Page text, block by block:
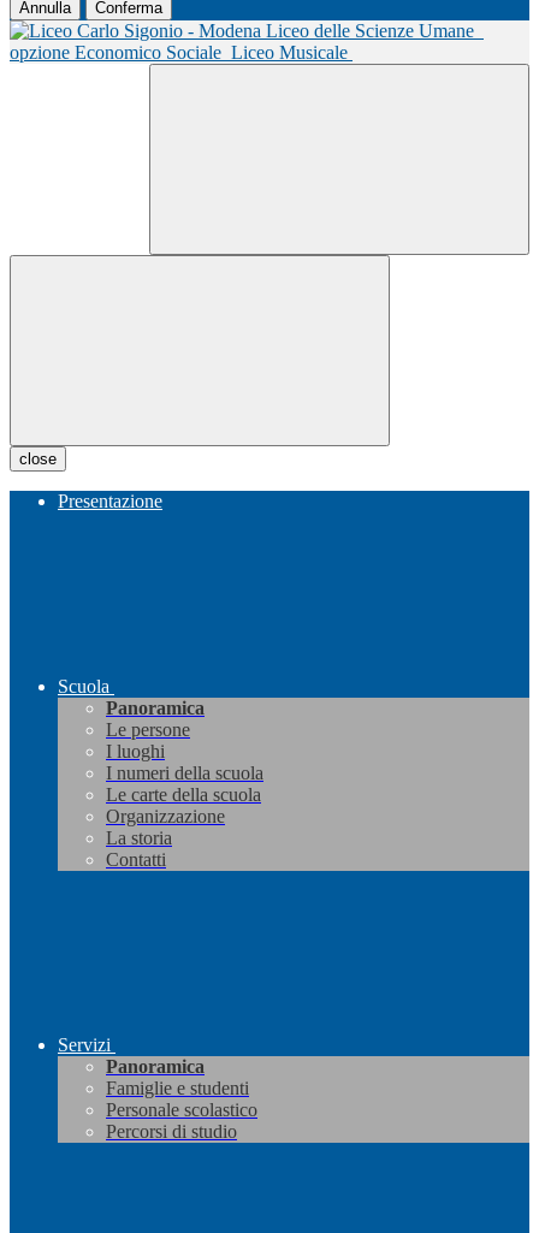
Annulla Conferma
Liceo delle Scienze Umane
opzione Economico Sociale Liceo Musicale
close
Presentazione
Scuola
Panoramica
Le persone
I luoghi
I numeri della scuola
Le carte della scuola
Organizzazione
La storia
Contatti
Servizi
Panoramica
Famiglie e studenti
Personale scolastico
Percorsi di studio